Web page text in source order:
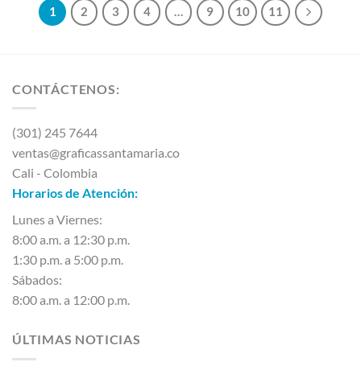
1 2 3 4 … 9 10 11
CONTÁCTENOS:
(301) 245 7644
ventas@graficassantamaria.co
Cali - Colombia
Horarios de Atención:
Lunes a Viernes:
8:00 a.m. a 12:30 p.m.
1:30 p.m. a 5:00 p.m.
Sábados:
8:00 a.m. a 12:00 p.m.
ÚLTIMAS NOTICIAS